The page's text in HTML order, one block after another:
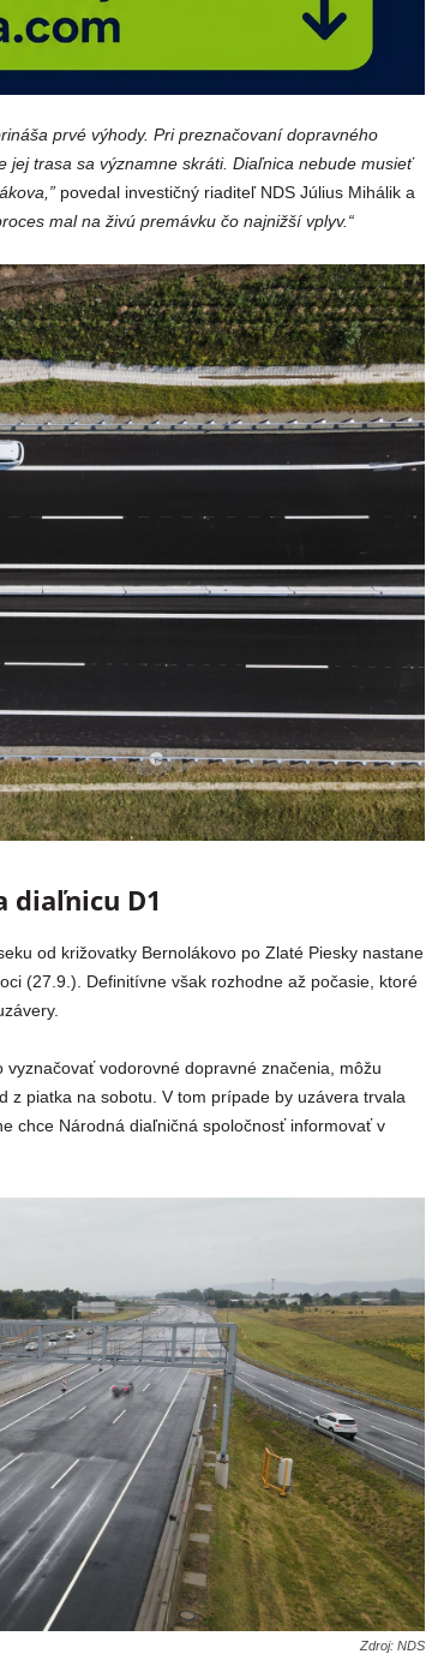
prvé výhody. Pri preznačovaní dopravného
jej trasa sa významne skráti. Diaľnica nebude musieť
povedal investičný riaditeľ NDS Július Mihálik a
mal na živú premávku čo najnižší vplyv.“
diaľnicu D1
od križovatky Bernolákovo po Zlaté Piesky nastane
(27.9.). Definitívne však rozhodne až počasie, ktoré
vodorovné dopravné značenia, môžu
z piatka na sobotu. V tom prípade by uzávera trvala
chce Národná diaľničná spoločnosť informovať v
Zdroj: NDS